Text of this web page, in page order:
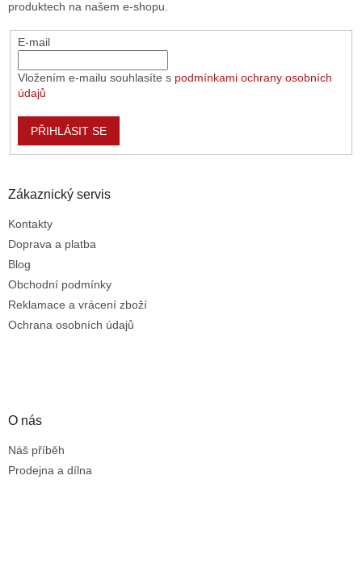
produktech na našem e-shopu.
E-mail
Vložením e-mailu souhlasíte s podmínkami ochrany osobních
údajů
PŘIHLÁSIT SE
Zákaznický servis
Kontakty
Doprava a platba
Blog
Obchodní podmínky
Reklamace a vrácení zboží
Ochrana osobních údajů
O nás
Náš příběh
Prodejna a dílna